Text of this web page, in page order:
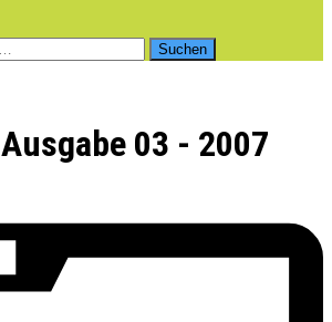
Ausgabe 03 - 2007